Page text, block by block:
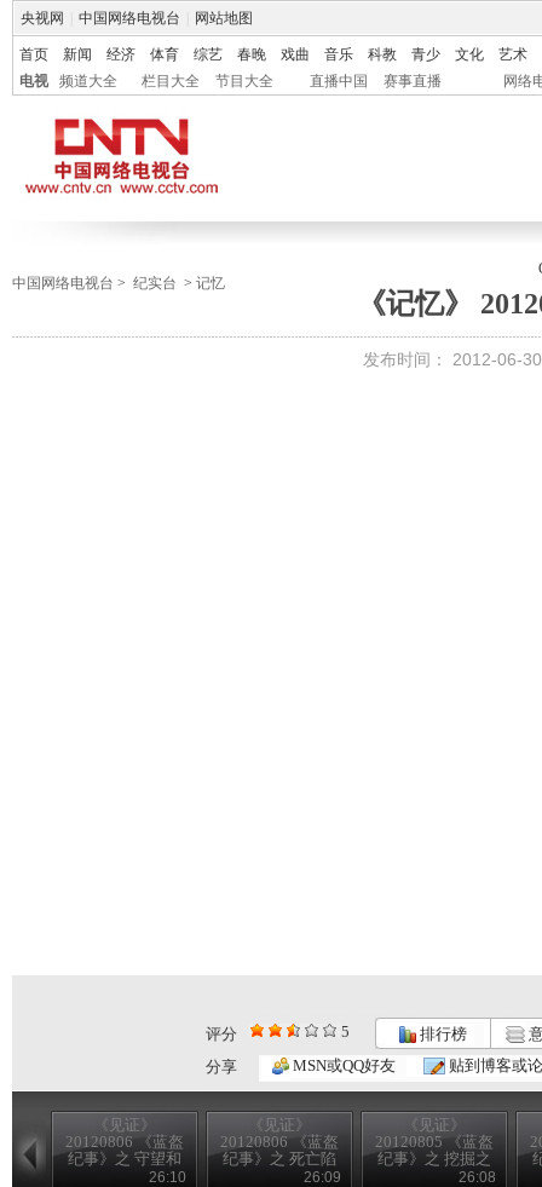
央视网 中国网络电视台 网站地图
首页 新闻 经济 体育 综艺 春晚 戏曲 音乐 科教 青少 文化
艺术
电视
频道大全 栏目大全 节目大全 直播中国 赛事直播 网络
中国网络电视台 > 纪实台 > 记忆
《记忆》
发布时间： 2012-06-
评分 5 排行榜
分享
MSN或QQ好友 贴到博客或
《见证》
20120806 《蓝盔
纪事》之 守望和
26:10
《见证》
20120806 《蓝盔
纪事》之 死亡陷
26:09
《见证》
20120805 《蓝盔
纪事》之 挖掘之
26:08